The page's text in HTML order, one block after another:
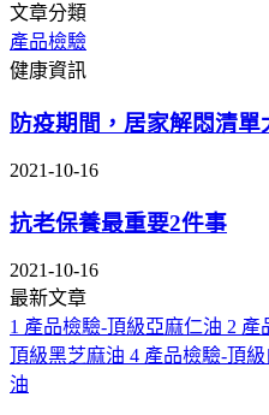
文章分類
產品檢驗
健康資訊
防疫期間，居家解悶清單
2021-10-16
抗老保養最重要2件事
2021-10-16
最新文章
1 產品檢驗-頂級亞麻仁油 2 產
頂級黑芝麻油 4 產品檢驗-頂
油